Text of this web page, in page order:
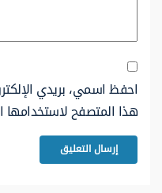
احفظ اسمي، بريدي
هذا المتصفح لاستخدامها